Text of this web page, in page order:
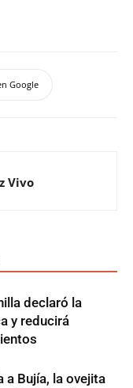
Google
Vivo
declaró la
y reducirá
a Bujía, la ovejita